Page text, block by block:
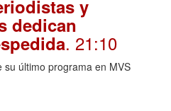
y
dedican
. 21:10
su último programa en MVS